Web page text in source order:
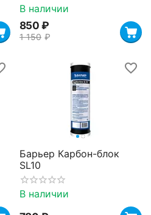
В наличии
‍850‍ ₽
1 150 ₽
Барьер Карбон-блок
SL10
В наличии